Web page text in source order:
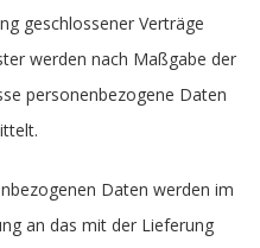
geschlossener Verträge
werden nach Maßgabe der
personenbezogene Daten
Daten werden im
an das mit der Lieferung